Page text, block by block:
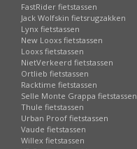
FastRider fietstassen
Jack Wolfskin fietsrugzakken
Lynx fietstassen
New Looxs fietstassen
Looxs fietstassen
NietVerkeerd fietstassen
Ortlieb fietstassen
Racktime fietstassen
Selle Monte Grappa fietstassen
Thule fietstassen
Urban Proof fietstassen
Vaude fietstassen
Willex fietstassen